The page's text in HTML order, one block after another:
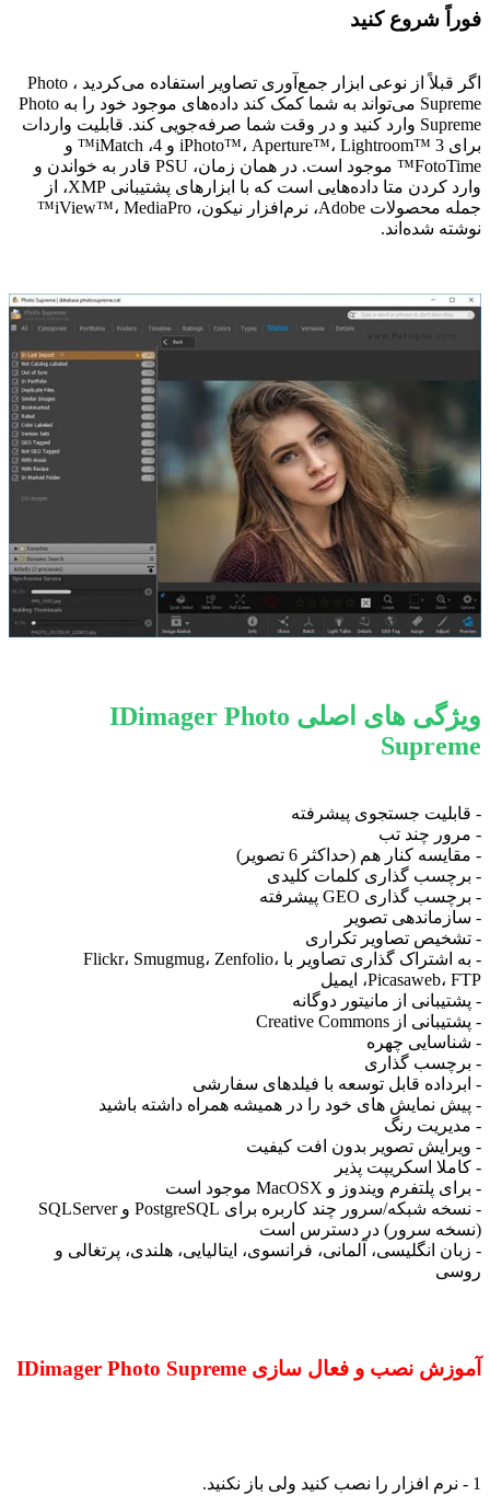
فوراً شروع کنید
اگر قبلاً از نوعی ابزار جمع‌آوری تصاویر استفاده می‌کردید ، Photo
Supreme می‌تواند به شما کمک کند داده‌های موجود خود را به Photo
Supreme وارد کنید و در وقت شما صرفه‌جویی کند. قابلیت واردات
برای iPhoto™، Aperture™، Lightroom™ 3 و 4، iMatch™ و
FotoTime™ موجود است. در همان زمان، PSU قادر به خواندن و
وارد کردن متا داده‌هایی است که با ابزارهای پشتیبانی XMP، از
جمله محصولات Adobe، نرم‌افزار نیکون، iView™، MediaPro™
نوشته شده‌اند.
ویژگی های اصلی IDimager Photo
Supreme
- قابلیت جستجوی پیشرفته
- مرور چند تب
- مقایسه کنار هم (حداکثر 6 تصویر)
- برچسب گذاری کلمات کلیدی
- برچسب گذاری GEO پیشرفته
- سازماندهی تصویر
- تشخیص تصاویر تکراری
- به اشتراک گذاری تصاویر با Flickr، Smugmug، Zenfolio،
Picasaweb، FTP، ایمیل
- پشتیبانی از مانیتور دوگانه
- پشتیبانی از Creative Commons
- شناسایی چهره
- برچسب گذاری
- ابرداده قابل توسعه با فیلدهای سفارشی
- پیش نمایش های خود را در همیشه همراه داشته باشید
- مدیریت رنگ
- ویرایش تصویر بدون افت کیفیت
- کاملا اسکریپت پذیر
- برای پلتفرم ویندوز و MacOSX موجود است
- نسخه شبکه/سرور چند کاربره برای PostgreSQL و SQLServer
(نسخه سرور) در دسترس است
- زبان انگلیسی، آلمانی، فرانسوی، ایتالیایی، هلندی، پرتغالی و
روسی
آموزش نصب و فعال سازی IDimager Photo Supreme
1 - نرم افزار را نصب کنید ولی باز نکنید.